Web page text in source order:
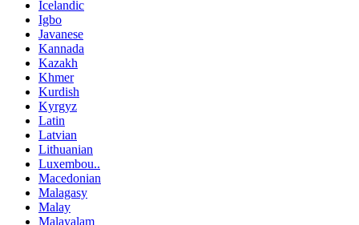
Icelandic
Igbo
Javanese
Kannada
Kazakh
Khmer
Kurdish
Kyrgyz
Latin
Latvian
Lithuanian
Luxembou..
Macedonian
Malagasy
Malay
Malayalam